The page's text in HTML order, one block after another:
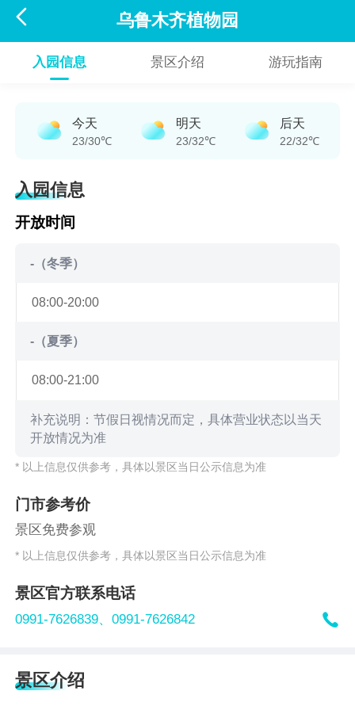
 乌鲁木齐植物园
入园信息 景区介绍 游玩指南
今天
23/30℃
明天
23/32℃
后天
22/32℃
入园信息
开放时间
-（冬季）
08:00-20:00
-（夏季）
08:00-21:00
补充说明：节假日视情况而定，具体营业状态以当天
开放情况为准
* 以上信息仅供参考，具体以景区当日公示信息为准
门市参考价
景区免费参观
* 以上信息仅供参考，具体以景区当日公示信息为准
景区官方联系电话
0991-7626839、0991-7626842 
景区介绍